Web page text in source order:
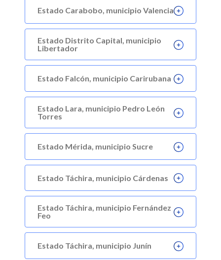
Estado Carabobo, municipio Valencia
Estado Distrito Capital, municipio
Libertador
Estado Falcón, municipio Carirubana
Estado Lara, municipio Pedro León
Torres
Estado Mérida, municipio Sucre
Estado Táchira, municipio Cárdenas
Estado Táchira, municipio Fernández
Feo
Estado Táchira, municipio Junín